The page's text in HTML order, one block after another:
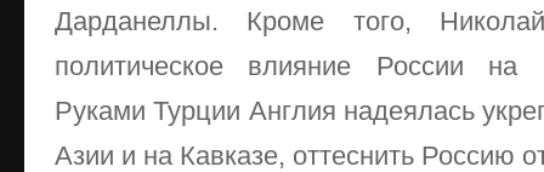
Дарданеллы. Кроме того,
политическое влияние России на
Руками Турции Англия надеялась
Азии и на Кавказе, оттеснить Россию